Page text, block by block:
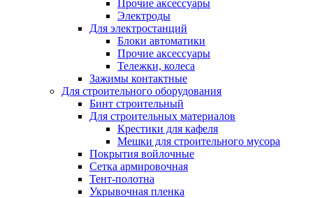
Прочие аксессуары
Электроды
Для электростанций
Блоки автоматики
Прочие аксессуары
Тележки, колеса
Зажимы контактные
Для строительного оборудования
Бинт строительный
Для строительных материалов
Крестики для кафеля
Мешки для строительного мусора
Покрытия войлочные
Сетка армировочная
Тент-полотна
Укрывочная пленка